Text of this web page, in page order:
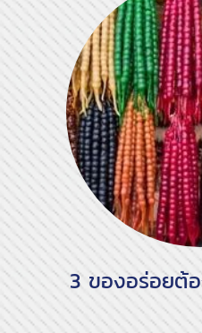
3 ของอร่อยต้